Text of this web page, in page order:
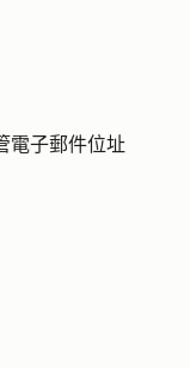
電子郵件位址